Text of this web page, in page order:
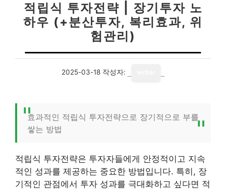
적립식 투자전략 | 장기투자 노
하우 (+분산투자, 복리효과, 위
험관리)
2025-03-18 작성자:
효과적인 적립식 투자전략으로 장기적으로 부를
쌓는 방법
적립식 투자전략은 투자자들에게 안정적이고 지속
적인 성과를 제공하는 중요한 방법입니다. 특히, 장
기적인 관점에서 투자 성과를 극대화하고 싶다면 적